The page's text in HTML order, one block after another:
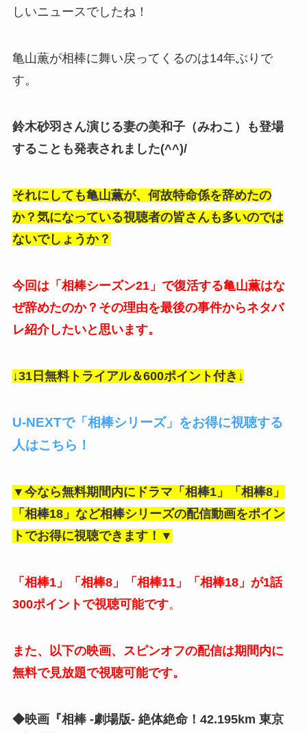
しいニュースでしたね！
亀山薫が相棒に舞い戻ってくるのは14年ぶりで
す。
鈴木砂羽さん演じる妻の美和子（みわこ）も登場
することも発表されました(^^)/
それにしても亀山薫が、何故特命係を辞めたの
か？気になっている視聴者の皆さんも多いのでは
ないでしょうか？
今回は「相棒シーズン21」で復活する亀山薫はな
ぜ辞めたのか？その理由を最後の事件からネタバ
レ紹介したいと思います。
↓31日無料トライアル＆600ポイント付き↓
U-NEXTで「相棒シリーズ」をお得に視聴する
人はこちら！
▼今なら無料期間内にドラマ「相棒1」「相棒8」
「相棒18」など相棒シリーズの配信動画をポイン
トでお得に視聴できます！▼
「相棒1」「相棒8」「相棒11」「相棒18」が1話
300ポイントで視聴可能です。
また、以下の映画、スピンオフの配信は期間内に
無料で見放題で視聴可能です。
◆映画『相棒 -劇場版- 絶体絶命！42.195km 東京